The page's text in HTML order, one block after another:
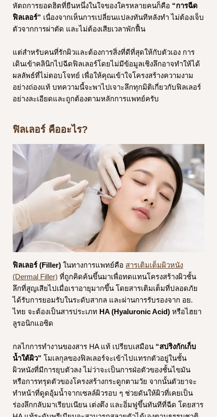
หัตถการยอดฮิตที่ยืนหนึ่งในใจของใครหลายคนก็คือ “การฉีด
ฟิลเลอร์” เนื่องจากเห็นการเปลี่ยนแปลงทันทีหลังทำ ไม่ต้องเจ็บ
ตัวจากการผ่าตัด และไม่ต้องเสียเวลาพักฟื้น
แต่สำหรับคนที่รักผิวและต้องการสิ่งที่ดีที่สุดให้กับตัวเอง การ
เดินเข้าคลินิกไปฉีดฟิลเลอร์โดยไม่มีข้อมูลเชิงลึกอาจทำให้ได้
ผลลัพธ์ที่ไม่ตอบโจทย์ เพื่อให้คุณเข้าใจโครงสร้างความงาม
อย่างถ่องแท้ บทความนี้จะพาไปเจาะลึกทุกมิติเกี่ยวกับฟิลเลอร์
อย่างละเอียดและถูกต้องตามหลักการแพทย์ครับ
ฟิลเลอร์ คืออะไร?
ฟิลเลอร์ (Filler) ในทางการแพทย์คือ สารเติมเต็มผิวหนัง
(Dermal Filler) ที่ถูกคิดค้นขึ้นมาเพื่อทดแทนโครงสร้างผิวชั้น
ลึกที่สูญเสียไปเมื่อเราอายุมากขึ้น โดยสารเติมเต็มที่ปลอดภัย
ได้รับการยอมรับในระดับสากล และผ่านการรับรองจาก อย.
ไทย จะต้องเป็นสารประเภท HA (Hyaluronic Acid) หรือไฮยา
ลูรอนิกแอซิด
กลไกการทำงานของสาร HA แท้ เปรียบเสมือน “สปริงกักเก็บ
น้ำใต้ผิว” โมเลกุลของฟิลเลอร์จะเข้าไปแทรกตัวอยู่ในชั้น
ผิวหนังที่มีการยุบตัวลง ไม่ว่าจะเป็นการฝ่อตัวของชั้นไขมัน
หรือการทรุดตัวของโครงสร้างกระดูกตามวัย จากนั้นตัวยาจะ
ทำหน้าที่ดูดอุ้มน้ำจากเซลล์ผิวรอบ ๆ ช่วยดันให้ผิวที่เคยเป็น
ร่องลึกกลับมาเรียบเนียน เต่งตึง และอิ่มฟูขึ้นทันทีที่ฉีด โดยสาร